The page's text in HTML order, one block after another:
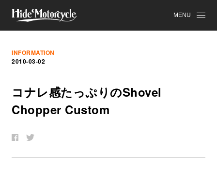
MENU
INFORMATION
2010-03-02
コナレ感た っぷり のShovel
Chopper Custom